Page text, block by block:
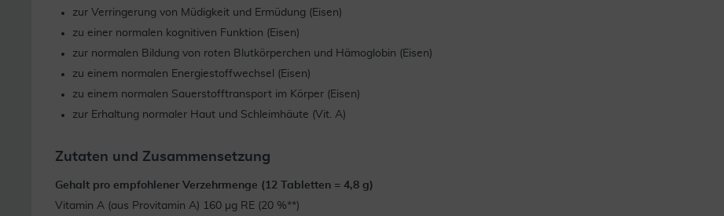
zur Verringerung von Müdigkeit und Ermüdung (Eisen)
zu einer normalen kognitiven Funktion (Eisen)
zur normalen Bildung von roten Blutkörperchen und Hämoglobin (Eisen)
zu einem normalen Energiestoffwechsel (Eisen)
zu einem normalen Sauerstofftransport im Körper (Eisen)
zur Erhaltung normaler Haut und Schleimhäute (Vit. A)
Zutaten und Zusammensetzung
Gehalt pro empfohlener Verzehrmenge (12 Tabletten = 4,8 g)
Vitamin A (aus Provitamin A) 160 µg RE (20 %**)